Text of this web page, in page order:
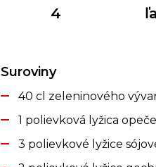
4
Suroviny
40 cl zeleninového
1 polievková lyžica
3 polievkové lyžice